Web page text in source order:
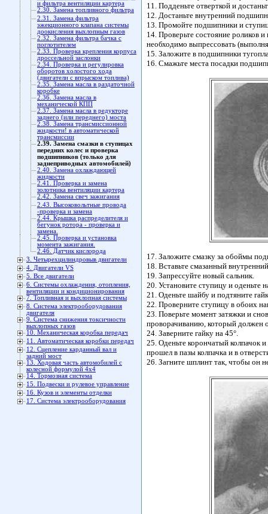
и фильтра вентиляции картера
2.30. Замена топливного фильтра
2.31. Замена фильтра
эжекционного клапана системы
доокисления выхлопным газов
2.32. Замена фильтра бачка с
поглотителем
2.33. Проверка крепления корпуса
дроссельной заслонки
2.34. Проверка и регулировка
оборотов холостого хода
(двигатели с впрыском топлива)
2.35. Замена масла в раздаточной
коробке
2.36. Замена масла в
механической КПП
2.37. Замена масла в редукторе
заднего (или переднего) моста
2.38. Замена трансмиссионной
жидкости! в автоматической
трансмиссии
2.39. Замена смазки в ступицах
передних колес и проверка
подшипников (только для
заднеприводных автомобилей)
2.40. Замена охлаждающей
жидкости
2.41. Проверка и замена
золотника вентиляции картера
2.42. Замена свеч зажигания
2.43. Высоковольтные провода
-проверка и замена
2.44. Крышка распределителя и
бегунок ротора - проверка и
замена.
2.45. Проверка и установка
момента зажигания.
2.46. Датчик кислорода
3. Четырехцилиндровыв двигатели
4. Двигатели VS
5. Все двигатели
6. Системы охлаждения, отопления,
вентиляции и кондиционирования
7. Топливная и выхлопная системы
8. Система электрооборудования
двигателя
9. Система снижения токсичности
выхлопных газов
10. Механическая коробка передач
11. Автоматическая коробки передач
12. Сцепление карданный вал и
задний мост
13. Ходовая часть автомобилей с
колесной формулой 4x4
14. Тормозная система
15. Подвески и рулевое управление
16. Кузов и элементы отделки
17. Система электрооборудования
11. Подденьте отверткой и
12. Достаньте внутренний
13. Промойте подшипники и
14. Проверьте состояние
необходимо выпрессовать
15. Заложите в подшипники
16. Смажьте места посадки
17. Заложите смазку за обоймы
18. Вставьте смазанный
19. Запрессуйте новый сальник.
20. Установите ступицу и
21. Оденьте шайбу и подтяните
22. Проверните ступицу в обоих
23. Поверьте момент затяжки и
проворачиванию, который должен
24. Заверните гайку на 45°.
25. Оденьте корончатый колпачок
прошел в пазы колпачка и в
26. Загните шплинт так, чтобы он